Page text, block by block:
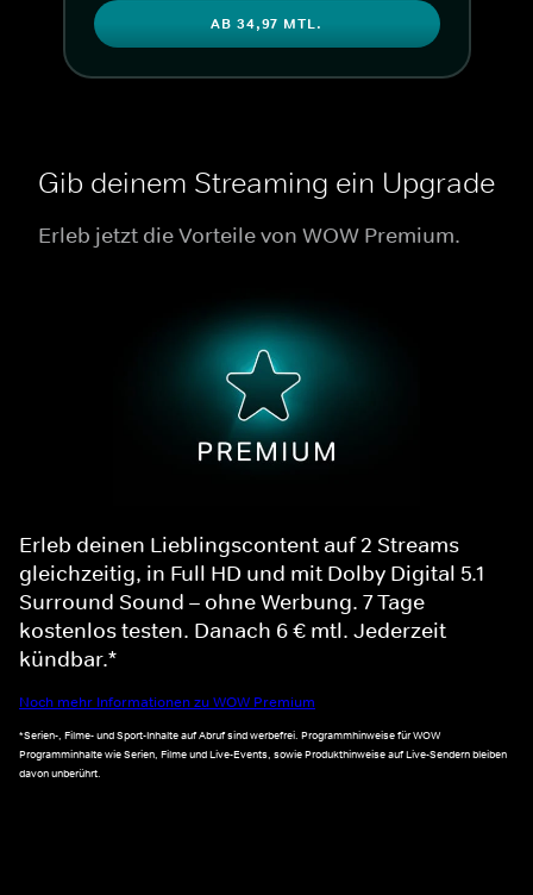
AB 34,97 MTL.
Gib deinem Streaming ein Upgrade
Erleb jetzt die Vorteile von WOW Premium.
Erleb deinen Lieblingscontent auf 2 Streams
gleichzeitig, in Full HD und mit Dolby Digital 5.1
Surround Sound – ohne Werbung. 7 Tage
kostenlos testen. Danach 6 € mtl. Jederzeit
kündbar.*
Noch mehr Informationen zu WOW Premium
*Serien-, Filme- und Sport-Inhalte auf Abruf sind werbefrei. Programmhinweise für WOW
Programminhalte wie Serien, Filme und Live-Events, sowie Produkthinweise auf Live-Sendern bleiben
davon unberührt.